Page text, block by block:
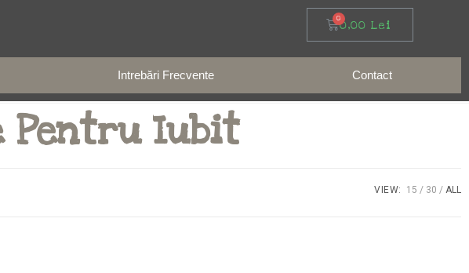
0,00 Lei
Intrebări Frecvente Contact
Pentru Iubit
VIEW: 15 30 ALL